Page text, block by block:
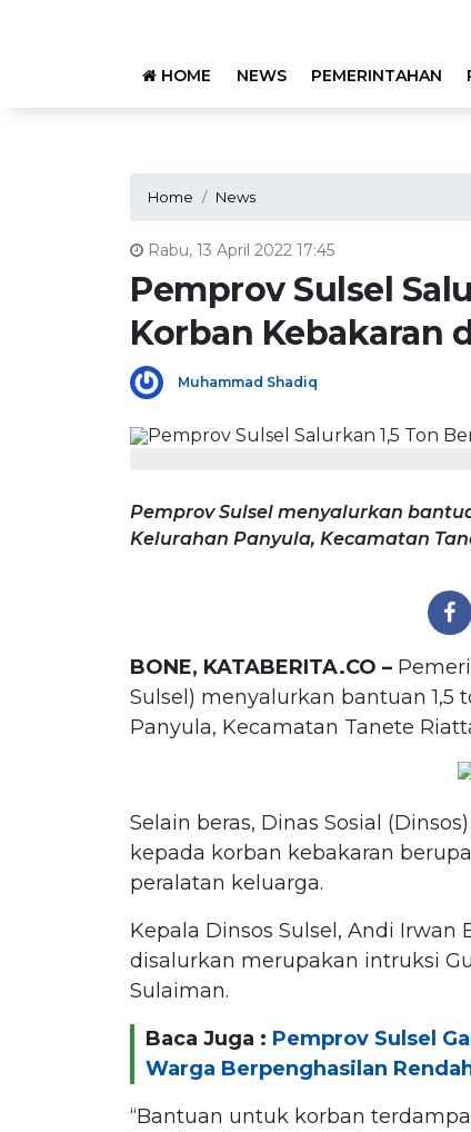
HOME NEWS PEMERINTAHAN
Home News
Rabu, 13 April 2022 17:45
Pemprov Sulsel
Korban Kebakaran
Muhammad Shadiq
Pemprov Sulsel menyalurkan
Kelurahan Panyula, Kecamatan
BONE, KATABERITA.CO –
Sulsel) menyalurkan bantuan 1,5
Panyula, Kecamatan Tanete
Selain beras, Dinas Sosial
kepada korban kebakaran
peralatan keluarga.
Kepala Dinsos Sulsel, Andi
disalurkan merupakan intruksi
Sulaiman.
Baca Juga : Pemprov Sulsel
Warga Berpenghasilan
“Bantuan untuk korban